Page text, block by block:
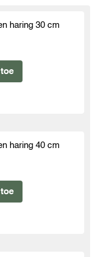
haring 30 cm
haring 40 cm